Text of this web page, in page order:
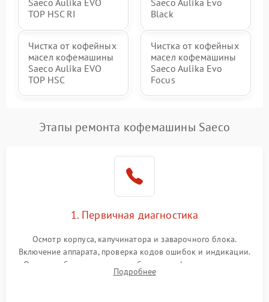
TOP HSC RI
Black
Чистка от кофейных
масел кофемашины
Saeco Aulika EVO
TOP HSC
Чистка от кофейных
масел кофемашины
Saeco Aulika Evo
Focus
Этапы ремонта кофемашины Saeco
1. Первичная диагностика
Осмотр корпуса, капучинатора и заварочного блока.
Включение аппарата, проверка кодов ошибок и индикации.
Оценка работы помпы, термоблока и кофемолки на слух.
Измерение температуры и давления воды для выявления
Подробнее